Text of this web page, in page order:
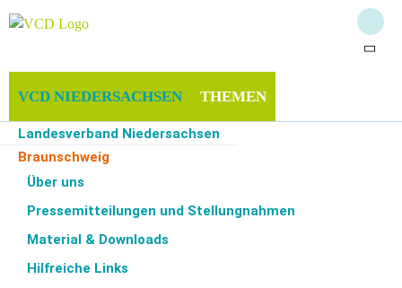
VCD NIEDERSACHSEN
Landesverband Niedersachsen
Braunschweig
Über uns
Pressemitteilungen und Stellungnahmen
Material & Downloads
Hilfreiche Links
Celle
Elbe-Heide
Hannover
THEMEN